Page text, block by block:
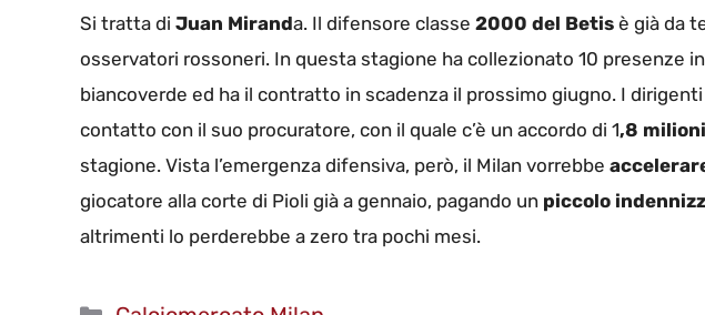
Si tratta di Juan Miranda. Il difensore classe 2000 del Betis è già da
osservatori rossoneri. In questa stagione ha collezionato 10 presenze
biancoverde ed ha il contratto in scadenza il prossimo giugno. I
contatto con il suo procuratore, con il quale c’è un accordo di 1,8
stagione. Vista l’emergenza difensiva, però, il Milan vorrebbe
giocatore alla corte di Pioli già a gennaio, pagando un piccolo
altrimenti lo perderebbe a zero tra pochi mesi.